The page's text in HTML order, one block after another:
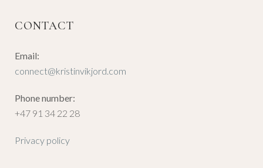
CONTACT
Email:
connect@kristinvikjord.com
Phone number:
+47 91 34 22 28
Privacy policy